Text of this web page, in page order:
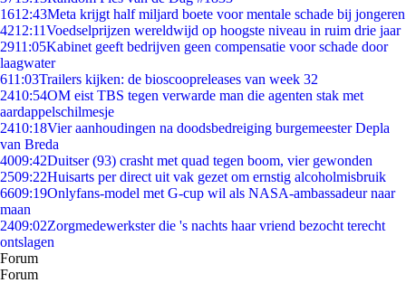
1612:43Meta krijgt half miljard boete voor mentale schade bij jongeren
4212:11Voedselprijzen wereldwijd op hoogste niveau in ruim drie jaar
2911:05Kabinet geeft bedrijven geen compensatie voor schade door
laagwater
611:03Trailers kijken: de bioscoopreleases van week 32
2410:54OM eist TBS tegen verwarde man die agenten stak met
aardappelschilmesje
2410:18Vier aanhoudingen na doodsbedreiging burgemeester Depla
van Breda
4009:42Duitser (93) crasht met quad tegen boom, vier gewonden
2509:22Huisarts per direct uit vak gezet om ernstig alcoholmisbruik
6609:19Onlyfans-model met G-cup wil als NASA-ambassadeur naar
maan
2409:02Zorgmedewerkster die 's nachts haar vriend bezocht terecht
ontslagen
Forum
Forum